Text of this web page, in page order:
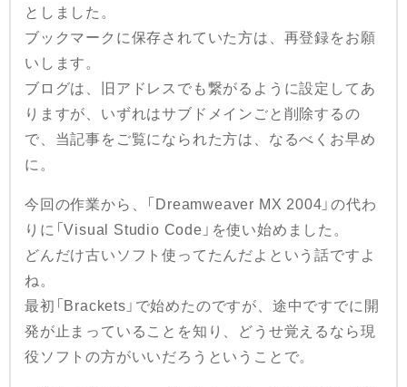
としました。
ブックマークに保存されていた方は、再登録をお願
いします。
ブログは、旧アドレスでも繋がるように設定してあ
りますが、いずれはサブドメインごと削除するの
で、当記事をご覧になられた方は、なるべくお早め
に。
今回の作業から、「Dreamweaver MX 2004」の代わ
りに「Visual Studio Code」を使い始めました。
どんだけ古いソフト使ってたんだよという話ですよ
ね。
最初「Brackets」で始めたのですが、途中ですでに開
発が止まっていることを知り、どうせ覚えるなら現
役ソフトの方がいいだろうということで。